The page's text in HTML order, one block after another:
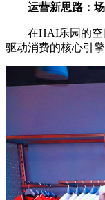
运营新思路：
在HAI乐园的
驱动消费的核心引擎